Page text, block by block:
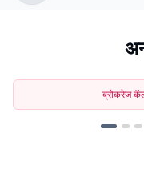
ब्रोकरेज